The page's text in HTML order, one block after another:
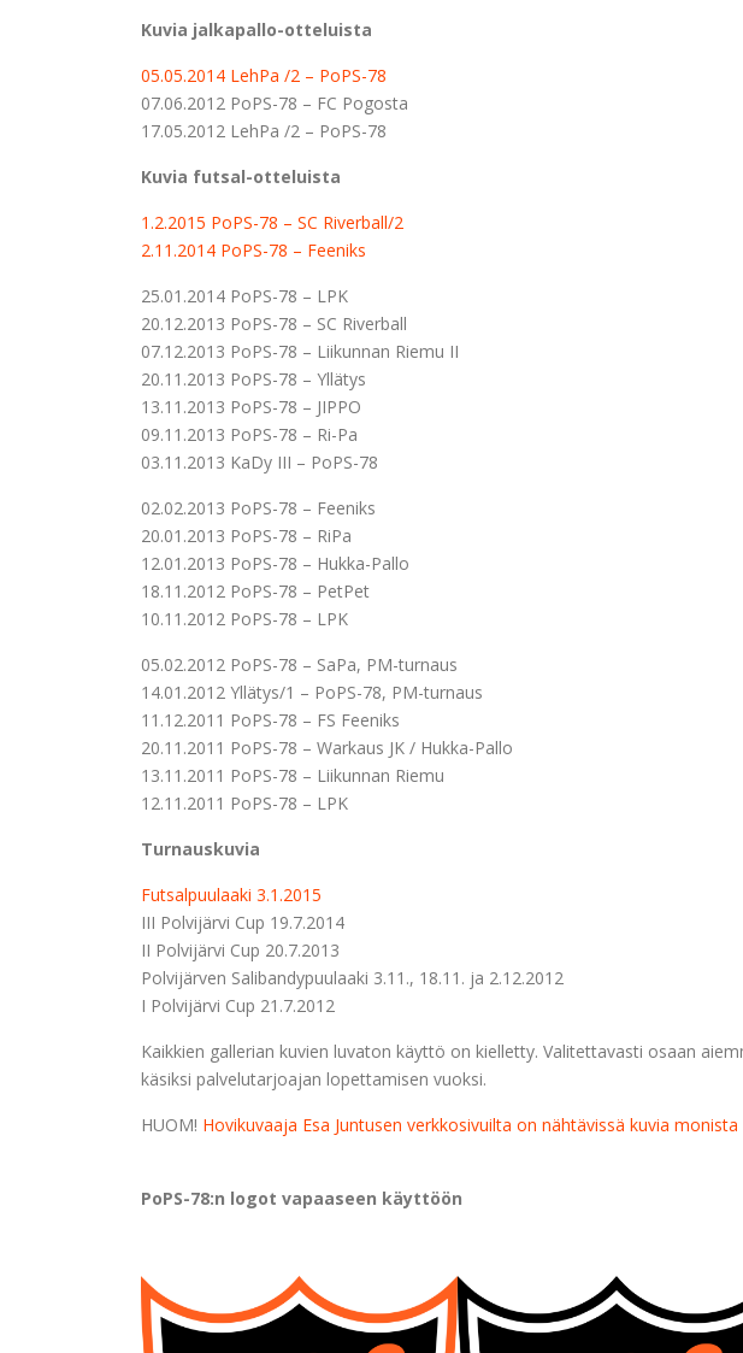
Kuvia jalkapallo-otteluista
05.05.2014 LehPa /2 – PoPS-78
07.06.2012 PoPS-78 – FC Pogosta
17.05.2012 LehPa /2 – PoPS-78
Kuvia futsal-otteluista
1.2.2015 PoPS-78 – SC Riverball/2
2.11.2014 PoPS-78 – Feeniks
25.01.2014 PoPS-78 – LPK
20.12.2013 PoPS-78 – SC Riverball
07.12.2013 PoPS-78 – Liikunnan Riemu II
20.11.2013 PoPS-78 – Yllätys
13.11.2013 PoPS-78 – JIPPO
09.11.2013 PoPS-78 – Ri-Pa
03.11.2013 KaDy III – PoPS-78
02.02.2013 PoPS-78 – Feeniks
20.01.2013 PoPS-78 – RiPa
12.01.2013 PoPS-78 – Hukka-Pallo
18.11.2012 PoPS-78 – PetPet
10.11.2012 PoPS-78 – LPK
05.02.2012 PoPS-78 – SaPa, PM-turnaus
14.01.2012 Yllätys/1 – PoPS-78, PM-turnaus
11.12.2011 PoPS-78 – FS Feeniks
20.11.2011 PoPS-78 – Warkaus JK / Hukka-Pallo
13.11.2011 PoPS-78 – Liikunnan Riemu
12.11.2011 PoPS-78 – LPK
Turnauskuvia
Futsalpuulaaki 3.1.2015
III Polvijärvi Cup 19.7.2014
II Polvijärvi Cup 20.7.2013
Polvijärven Salibandypuulaaki 3.11., 18.11. ja 2.12.2012
I Polvijärvi Cup 21.7.2012
Kaikkien gallerian kuvien luvaton käyttö on kielletty. Valitettavasti osaan
käsiksi palvelutarjoajan lopettamisen vuoksi.
HUOM! Hovikuvaaja Esa Juntusen verkkosivuilta on nähtävissä kuvia monista
PoPS-78:n logot vapaaseen käyttöön